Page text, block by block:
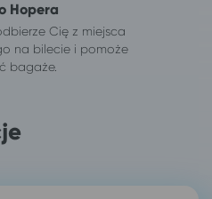
Hopera
Cię z miejsca
na bilecie i pomoże
bagaże.